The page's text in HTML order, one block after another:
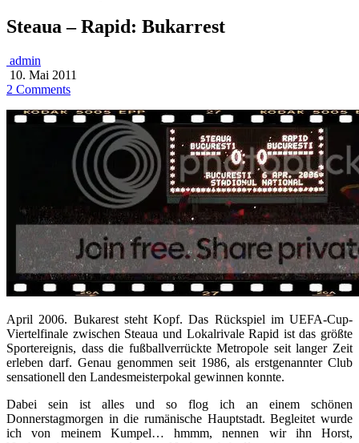
Steaua – Rapid: Bukarrest
admin
10. Mai 2011
2 Comments
April 2006. Bukarest steht Kopf. Das Rückspiel im UEFA-Cup-
Viertelfinale zwischen Steaua und Lokalrivale Rapid ist das größte
Sportereignis, dass die fußballverrückte Metropole seit langer Zeit
erleben darf. Genau genommen seit 1986, als erstgenannter Club
sensationell den Landesmeisterpokal gewinnen konnte.
Dabei sein ist alles und so flog ich an einem schönen
Donnerstagmorgen in die rumänische Hauptstadt. Begleitet wurde
ich von meinem Kumpel… hmmm, nennen wir ihn Horst,